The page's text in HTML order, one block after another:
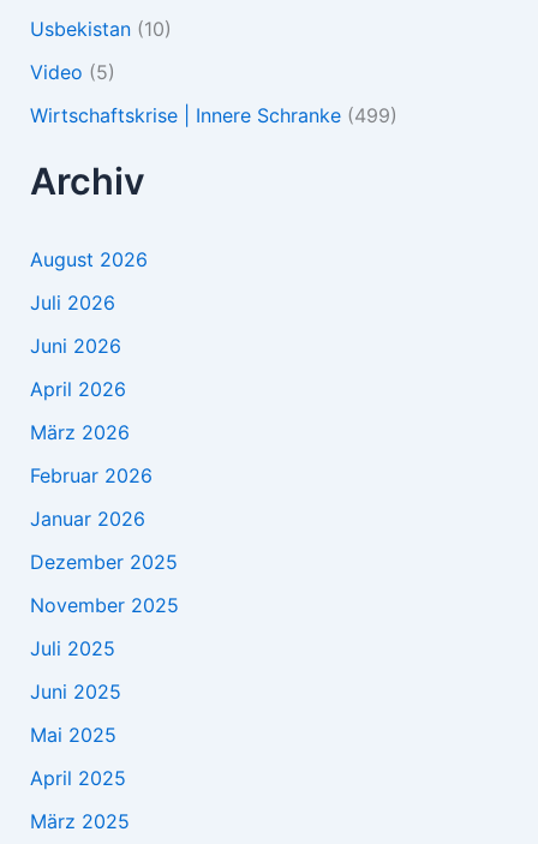
Usbekistan(10)
Video (5)
Wirtschaftskrise | Innere Schranke(499)
Archiv
August 2026
Juli 2026
Juni 2026
April 2026
März 2026
Februar 2026
Januar 2026
Dezember 2025
November 2025
Juli 2025
Juni 2025
Mai 2025
April 2025
März 2025